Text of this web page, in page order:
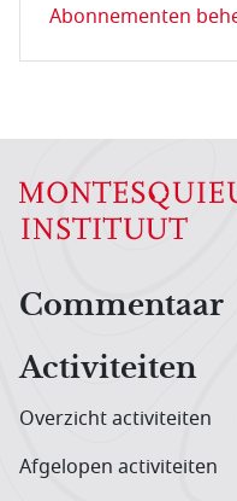
Abonnementen
Commentaar
Activiteiten
Overzicht activiteiten
Afgelopen activiteiten